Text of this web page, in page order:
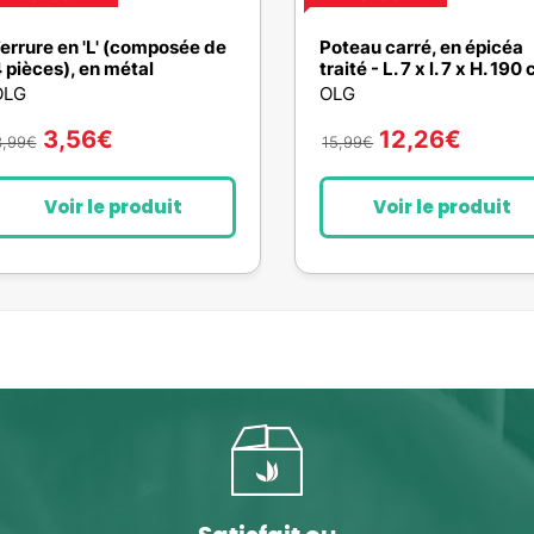
en 'L' (composée de
pièces), en métal
€ 3,56€
Voir le produit
Poteau carré, en épicéa
traité - L. 7 x l. 7 x H. 190
OLG
15,99€ 12,26€
Voir le produit